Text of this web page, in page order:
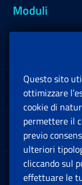
Moduli
Sedi e Contatti
Software
Note Legali
Questo sito
ottimizzare
cookie di
permettere il
previo
ulteriori
cliccando sul
effettuare le